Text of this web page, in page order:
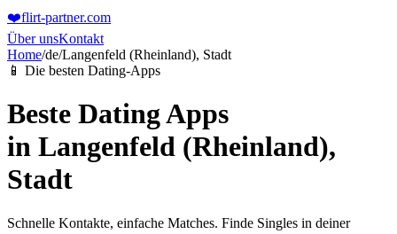
❤️flirt-partner.com
Über unsKontakt
Home/de/Langenfeld (Rheinland), Stadt
📱 Die besten Dating-Apps
Beste Dating Apps
in Langenfeld (Rheinland),
Stadt
Schnelle Kontakte, einfache Matches. Finde Singles in deiner